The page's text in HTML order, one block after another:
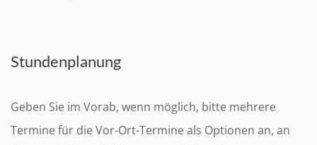
Stundenplanung
Geben Sie im Vorab, wenn möglich, bitte mehrere
Termine für die Vor-Ort-Termine als Optionen an, an